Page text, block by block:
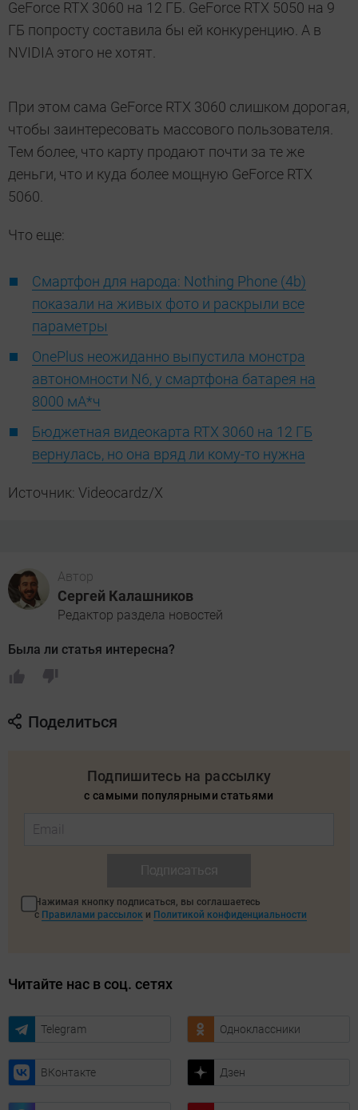
GeForce RTX 3060 на 12 ГБ. GeForce RTX 5050 на 9
ГБ попросту составила бы ей конкуренцию. А в
NVIDIA этого не хотят.
При этом сама GeForce RTX 3060 слишком дорогая,
чтобы заинтересовать массового пользователя.
Тем более, что карту продают почти за те же
деньги, что и куда более мощную GeForce RTX
5060.
Что еще:
Смартфон для народа: Nothing Phone (4b)
показали на живых фото и раскрыли все
параметры
OnePlus неожиданно выпустила монстра
автономности N6, у смартфона батарея на
8000 мА*ч
Бюджетная видеокарта RTX 3060 на 12 ГБ
вернулась, но она вряд ли кому-то нужна
Источник: Videocardz/X
Автор
Сергей Калашников
Редактор раздела новостей
Была ли статья интересна?
Поделиться
Подпишитесь на рассылку
с самыми популярными статьями
Нажимая кнопку подписаться, вы соглашаетесь
с Правилами рассылок и Политикой конфиденциальности
Читайте нас в соц. сетях
Telegram Одноклассники
ВКонтакте Дзен